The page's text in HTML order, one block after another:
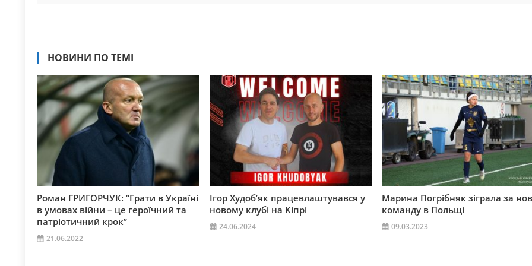
НОВИНИ ПО ТЕМІ
Роман ГРИГОРЧУК: “Грати в Україні
в умовах війни – це героїчний та
патріотичний крок”
21.06.2022
Ігор Худоб’як працевлаштувався у
новому клубі на Кіпрі
24.06.2024
Марина Погрібняк зіграла за
команду в Польщі
09.03.2023